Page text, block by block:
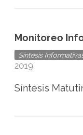
Monitoreo
Síntesis
2019
Síntesis